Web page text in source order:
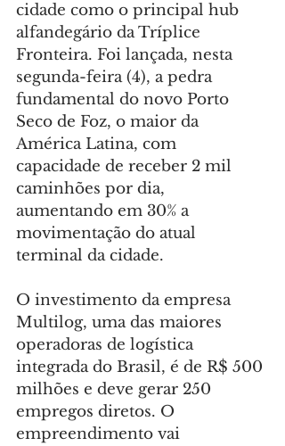
cidade como o principal hub
alfandegário da Tríplice
Fronteira. Foi lançada, nesta
segunda-feira (4), a pedra
fundamental do novo Porto
Seco de Foz, o maior da
América Latina, com
capacidade de receber 2 mil
caminhões por dia,
aumentando em 30% a
movimentação do atual
terminal da cidade.
O investimento da empresa
Multilog, uma das maiores
operadoras de logística
integrada do Brasil, é de R$ 500
milhões e deve gerar 250
empregos diretos. O
empreendimento vai